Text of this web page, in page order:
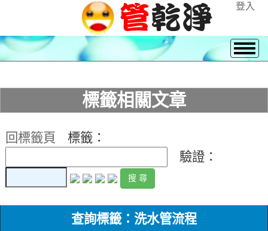
登入
標籤相關文章
回標籤頁
標籤：
驗證：
查詢標籤：洗水管流程